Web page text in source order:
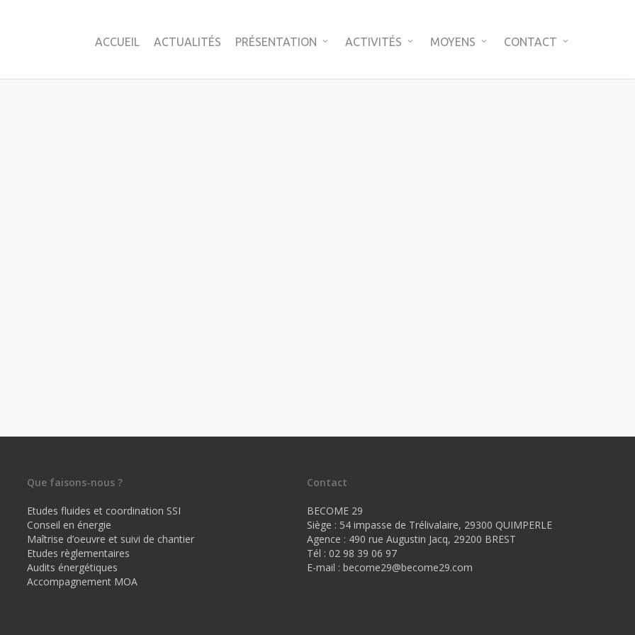
ACCUEIL ACTUALITÉS PRÉSENTATION ACTIVITÉS MOYENS CONTACT
Que faisons-nous ?
Etudes fluides et coordination SSI
Conseil en énergie
Maîtrise d’oeuvre et suivi de chantier
Etudes règlementaires
Audits énergétiques
Accompagnement MOA
Contact
BECOME 29
Siège : 54 impasse de Trélivalaire, 29300 QUIMPERLE
Agence : 490 rue Augustin Jacq, 29200 BREST
Tél : 02 98 39 06 97
E-mail :become29@become29.com